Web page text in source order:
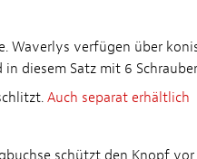
verfügen über
in diesem Satz mit 6
Auch separat erhältlich